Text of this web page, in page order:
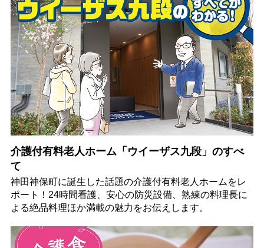
介護付有料老人ホーム「ウイーザス九段」のすべ
て
神田神保町に誕生した話題の介護付有料老人ホームをレ
ポート！24時間看護、安心の防災設備、熟練の料理長に
よる絶品料理ほか満載の魅力をお伝えします。